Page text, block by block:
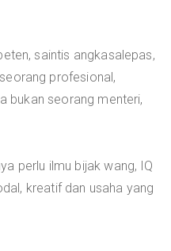
saintis angkasalepas,
profesional,
bukan seorang menteri,
perlu ilmu bijak wang, IQ
kreatif dan usaha yang